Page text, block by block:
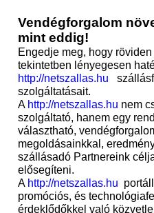
Vendégforgalom
mint eddig!
Engedje meg, hogy
tekintetben lényegesen
http://netszallas.hu
szolgáltatásait.
A http://netszallas.hu nem
szolgáltató, hanem egy
választható,
megoldásainkkal,
szállásadó Partnereink
elősegíteni.
A http://netszallas.hu
promóciós, és
érdeklődőkkel való